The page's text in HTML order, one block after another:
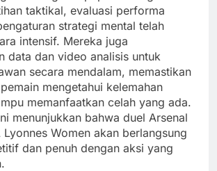
taktikal, evaluasi performa
strategi mental telah
intensif. Mereka juga
data dan video analisis untuk
secara mendalam, memastikan
mengetahui kelemahan
memanfaatkan celah yang ada.
menunjukkan bahwa duel Arsenal
Lyonnes Women akan berlangsung
dan penuh dengan aksi yang